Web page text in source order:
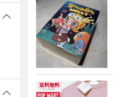
送料無料